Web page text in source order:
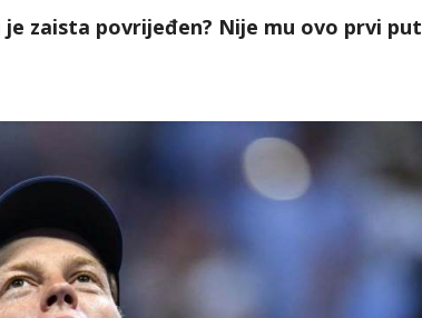
je zaista povrijeđen? Nije mu ovo prvi put